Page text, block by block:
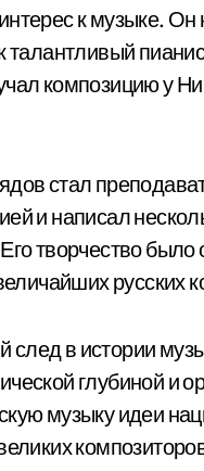
к музыке.
композицию у
стал
и написал
творчество
русских
след в истории
глубиной и
музыку идеи